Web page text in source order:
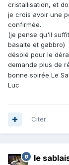
cristallisation, et
je crois avoir une
confirmée.
(je pense qu'il
basalte et gabbro)
désolé pour le
demande plus de
bonne soirée Le
Luc
Citer
le